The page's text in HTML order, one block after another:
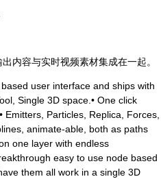
内容与实时视频素材集成在一起。
user interface and ships with
Single 3D space.• One click
Emitters, Particles, Replica, Forces,
animate-able, both as paths
one layer with endless
easy to use node based
them all work in a single 3D